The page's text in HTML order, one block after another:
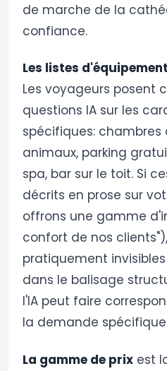
de marche de la
confiance.
Les listes
Les voyageurs posent
questions IA sur les
spécifiques:
animaux, parking
spa, bar sur le toit. Si
décrits en prose sur
offrons une gamme
confort de nos
pratiquement invisibles
dans le balisage
l'IA peut faire
la demande
La gamme de prix est